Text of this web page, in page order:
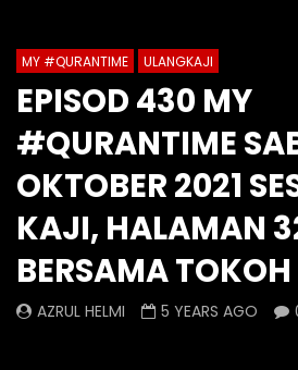
0 Comments
Episod 1335 My #QuranTime
2.0
AZRUL HELMI
13 HOURS AGO - LUD:4 DAYS AGO
0
0 0
MY #QURANTIME ULANGKAJI
EPISOD 430 MY
#QURANTIME
OKTOBER 2021
KAJI, HALAMAN
BERSAMA
AZRUL HELMI 5 YEARS AGO